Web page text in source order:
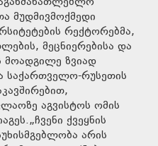
მუდმივმოქმედი
რექტორებმა,
მეცნიერებისა და
მოადგილე ზვიად
საქართველო-რუსეთის
აგვისტოს ომის
ქვეყნის
არის